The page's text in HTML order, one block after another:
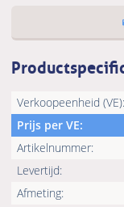
Verkoopeenheid (VE):
Prijs per VE:
Artikelnummer:
Levertijd:
Afmeting: